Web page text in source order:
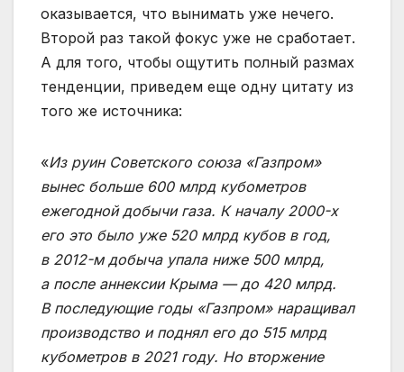
оказывается, что вынимать уже нечего.
Второй раз такой фокус уже не сработает.
А для того, чтобы ощутить полный размах
тенденции, приведем еще одну цитату из
того же источника:
«Из руин Советского союза «Газпром»
вынес больше 600 млрд кубометров
ежегодной добычи газа. К началу 2000-х
его это было уже 520 млрд кубов в год,
в 2012-м добыча упала ниже 500 млрд,
а после аннексии Крыма — до 420 млрд.
В последующие годы «Газпром» наращивал
производство и поднял его до 515 млрд
кубометров в 2021 году. Но вторжение